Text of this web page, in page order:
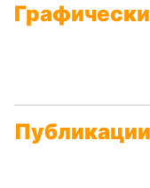
Публикации